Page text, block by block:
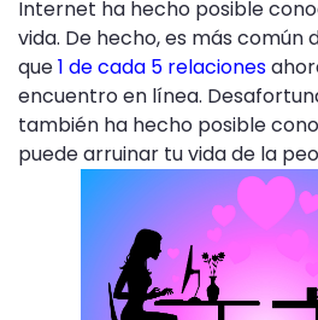
Internet ha hecho posible
vida. De hecho, es más común
que1 de cada 5 relaciones
encuentro en línea.
también ha hecho posible
puede arruinar tu vida de la